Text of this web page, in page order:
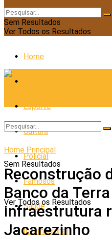
Sem Resultados
Ver Todos os Resultados
Home
Esporte
Cultura
Policial
Famosos
Saúde
Internacional
Sem Resultados
Ver Todos os Resultados
Home Principal
Reconstrução
Banco da
infraestrutura
Jacarezinho